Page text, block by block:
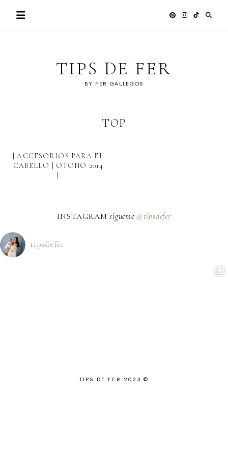
TIPS DE FER
BY FER GALLEGOS
TOP
| ACCESORIOS PARA EL
CABELLO | OTOÑO 2014
INSTAGRAMsigueme @tipsdefer
tipsdefer
TIPS DE FER 2023 ©